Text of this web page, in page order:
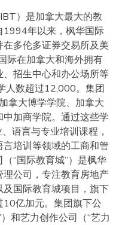
）是加拿大最大的教
1994年以来，枫华国际
多伦多证券交易所及美
际在加拿大和海外拥有
招生中心和办公场所等
人数超过12,000。集团
拿大博学学院、加拿大
加商学院。通过这些学
语言与专业培训课程，
培训等领域的工商和管
“国际教育城”）是枫华
公司，专注教育房地产
国际教育城项目，旗下
亿加元。集团旗下公
和艺力创作公司（“艺力